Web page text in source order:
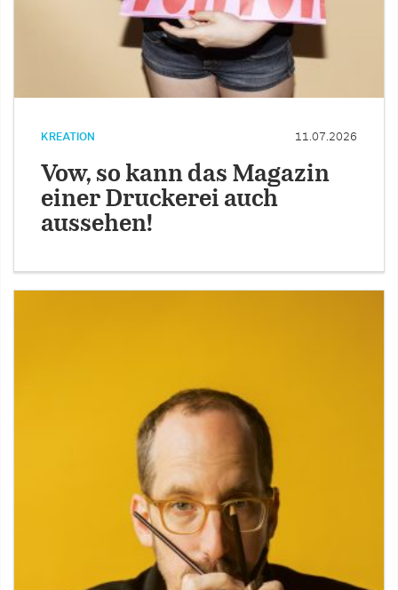
KREATION 11.07.2026
Vow, so kann das Magazin
einer Druckerei auch
aussehen!